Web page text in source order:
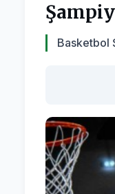
Basketbol